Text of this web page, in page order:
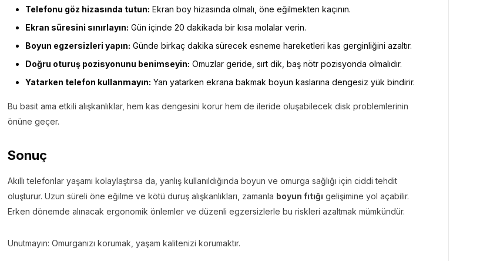
Telefonu göz hizasında tutun: Ekran boy hizasında olmalı, öne eğilmekten kaçının.
Ekran süresini sınırlayın: Gün içinde 20 dakikada bir kısa molalar verin.
Boyun egzersizleri yapın: Günde birkaç dakika sürecek esneme hareketleri kas gerginliğini azaltır.
Doğru oturuş pozisyonunu benimseyin: Omuzlar geride, sırt dik, baş nötr pozisyonda olmalıdır.
Yatarken telefon kullanmayın: Yan yatarken ekrana bakmak boyun kaslarına dengesiz yük bindirir.
Bu basit ama etkili alışkanlıklar, hem kas dengesini korur hem de ileride oluşabilecek disk problemlerinin
önüne geçer.
Sonuç
Akıllı telefonlar yaşamı kolaylaştırsa da, yanlış kullanıldığında boyun ve omurga sağlığı için ciddi tehdit
oluşturur. Uzun süreli öne eğilme ve kötü duruş alışkanlıkları, zamanla boyun fıtığı gelişimine yol açabilir.
Erken dönemde alınacak ergonomik önlemler ve düzenli egzersizlerle bu riskleri azaltmak mümkündür.
Unutmayın: Omurganızı korumak, yaşam kalitenizi korumaktır.